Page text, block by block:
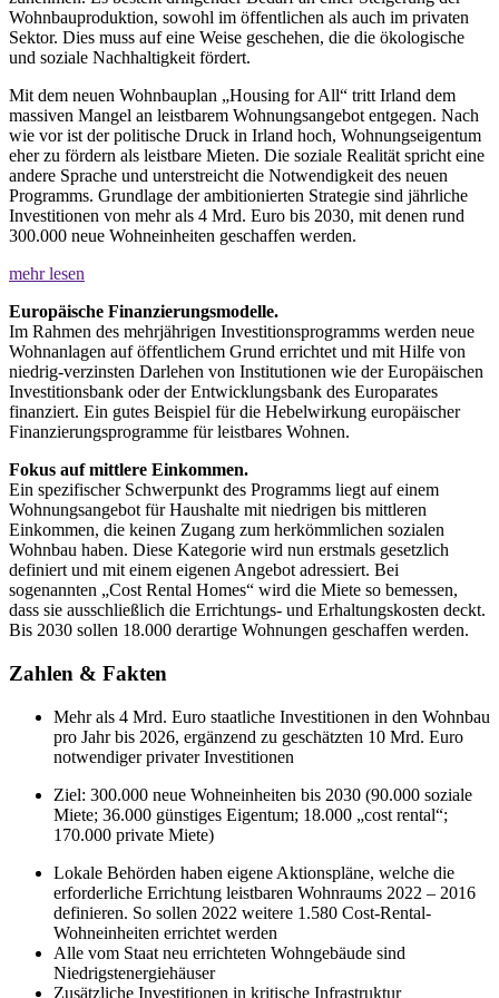
Wohnbauproduktion, sowohl im öffentlichen als auch im privaten
Sektor. Dies muss auf eine Weise geschehen, die die ökologische
und soziale Nachhaltigkeit fördert.
Mit dem neuen Wohnbauplan „Housing for All“ tritt Irland dem
massiven Mangel an leistbarem Wohnungsangebot entgegen. Nach
wie vor ist der politische Druck in Irland hoch, Wohnungseigentum
eher zu fördern als leistbare Mieten. Die soziale Realität spricht eine
andere Sprache und unterstreicht die Notwendigkeit des neuen
Programms. Grundlage der ambitionierten Strategie sind jährliche
Investitionen von mehr als 4 Mrd. Euro bis 2030, mit denen rund
300.000 neue Wohneinheiten geschaffen werden.
mehr lesen
Europäische Finanzierungsmodelle.
Im Rahmen des mehrjährigen Investitionsprogramms werden neue
Wohnanlagen auf öffentlichem Grund errichtet und mit Hilfe von
niedrig-verzinsten Darlehen von Institutionen wie der Europäischen
Investitionsbank oder der Entwicklungsbank des Europarates
finanziert. Ein gutes Beispiel für die Hebelwirkung europäischer
Finanzierungsprogramme für leistbares Wohnen.
Fokus auf mittlere Einkommen.
Ein spezifischer Schwerpunkt des Programms liegt auf einem
Wohnungsangebot für Haushalte mit niedrigen bis mittleren
Einkommen, die keinen Zugang zum herkömmlichen sozialen
Wohnbau haben. Diese Kategorie wird nun erstmals gesetzlich
definiert und mit einem eigenen Angebot adressiert. Bei
sogenannten „Cost Rental Homes“ wird die Miete so bemessen,
dass sie ausschließlich die Errichtungs- und Erhaltungskosten deckt.
Bis 2030 sollen 18.000 derartige Wohnungen geschaffen werden.
Zahlen & Fakten
Mehr als 4 Mrd. Euro staatliche Investitionen in den Wohnbau
pro Jahr bis 2026, ergänzend zu geschätzten 10 Mrd. Euro
notwendiger privater Investitionen
Ziel: 300.000 neue Wohneinheiten bis 2030 (90.000 soziale
Miete; 36.000 günstiges Eigentum; 18.000 „cost rental“;
170.000 private Miete)
Lokale Behörden haben eigene Aktionspläne, welche die
erforderliche Errichtung leistbaren Wohnraums 2022 – 2016
definieren. So sollen 2022 weitere 1.580 Cost-Rental-
Wohneinheiten errichtet werden
Alle vom Staat neu errichteten Wohngebäude sind
Niedrigstenergiehäuser
Zusätzliche Investitionen in kritische Infrastruktur